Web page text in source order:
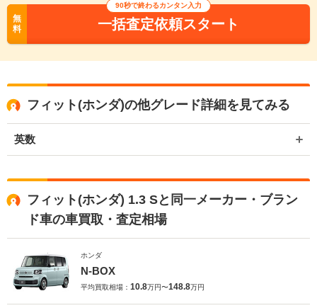
無
料
90秒で終わるカンタン入力
一括査定依頼スタート
フィット(ホンダ)の他グレード詳細を見てみる
英数
フィット(ホンダ) 1.3 Sと同一メーカー・ブラン
ド車の車買取・査定相場
ホンダ
N-BOX
平均買取相場： 10.8万円〜148.8万円